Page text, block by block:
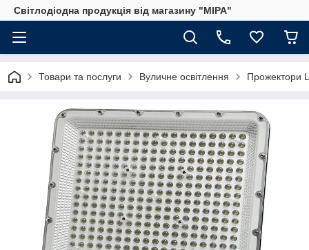
Світлодіодна продукція від магазину "МІРА"
Товари та послуги Вуличне освітлення Прожектори